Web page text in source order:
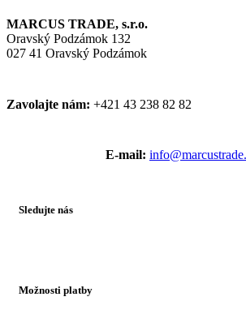
MARCUS TRADE, s.r.o.
Oravský Podzámok 132
027 41 Oravský Podzámok
Zavolajte nám: +421 43 238 82 82
E-mail:
Sledujte nás
Možnosti platby